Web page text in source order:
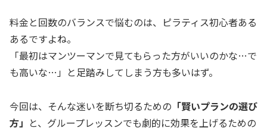
料金と回数のバランスで悩むのは、ピラティス初心者ある
あるですよね。
「最初はマンツーマンで見てもらった方がいいのかな…で
も高いな…」と足踏みしてしまう方も多いはず。
今回は、そんな迷いを断ち切るための 「賢いプランの選び
方」 と、グループレッスンでも劇的に効果を上げるための